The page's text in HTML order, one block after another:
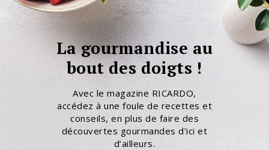
La gourmandise au
bout des doigts !
Avec le magazine RICARDO,
accédez à une foule de recettes et
conseils, en plus de faire des
découvertes gourmandes d’ici et
d’ailleurs.